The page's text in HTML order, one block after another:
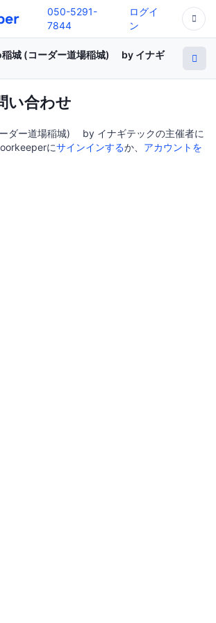
050-5291-
7844
ログイ
ン
城 (コーダー道場稲城) by イナギ
い合わせ
ダー道場稲城) by イナギテックの主催者に
にサインインするか、 アカウントを